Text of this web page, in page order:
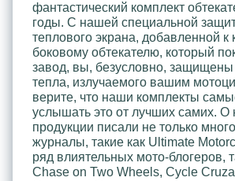
фантастический комплект
годы. С нашей специальной
теплового экрана, добавленной к
боковому обтекателю, который
завод, вы, безусловно, защищены
тепла, излучаемого вашим
верите, что наши комплекты
услышать это от лучших самих. О
продукции писали не только
журналы, такие как Ultimate
ряд влиятельных мото-блогеров,
Chase on Two Wheels, Cycle